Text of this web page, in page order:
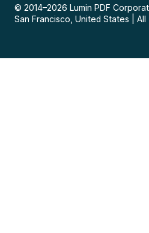
© 2014–2026 Lumin PDF
San Francisco, United States
All